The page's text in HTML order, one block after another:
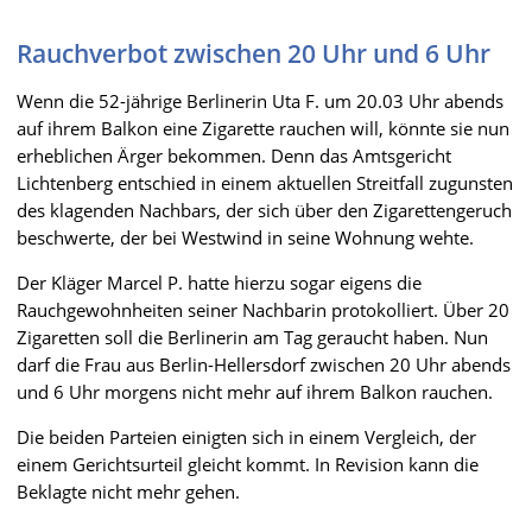
Rauchverbot zwischen 20 Uhr und 6 Uhr
Wenn die 52-jährige Berlinerin Uta F. um 20.03 Uhr abends
auf ihrem Balkon eine Zigarette rauchen will, könnte sie nun
erheblichen Ärger bekommen. Denn das Amtsgericht
Lichtenberg entschied in einem aktuellen Streitfall zugunsten
des klagenden Nachbars, der sich über den Zigarettengeruch
beschwerte, der bei Westwind in seine Wohnung wehte.
Der Kläger Marcel P. hatte hierzu sogar eigens die
Rauchgewohnheiten seiner Nachbarin protokolliert. Über 20
Zigaretten soll die Berlinerin am Tag geraucht haben. Nun
darf die Frau aus Berlin-Hellersdorf zwischen 20 Uhr abends
und 6 Uhr morgens nicht mehr auf ihrem Balkon rauchen.
Die beiden Parteien einigten sich in einem Vergleich, der
einem Gerichtsurteil gleicht kommt. In Revision kann die
Beklagte nicht mehr gehen.